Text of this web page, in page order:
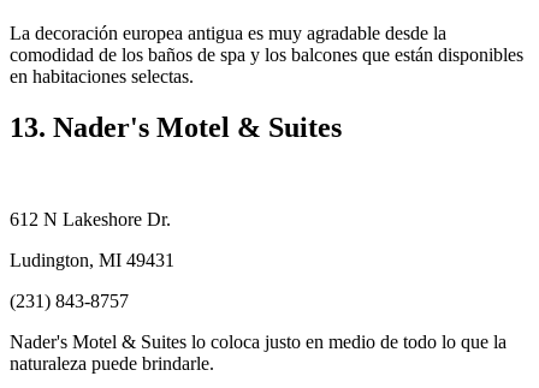
La decoración europea antigua es muy agradable desde la
comodidad de los baños de spa y los balcones que están disponibles
en habitaciones selectas.
13. Nader's Motel & Suites
612 N Lakeshore Dr.
Ludington, MI 49431
(231) 843-8757
Nader's Motel & Suites lo coloca justo en medio de todo lo que la
naturaleza puede brindarle.